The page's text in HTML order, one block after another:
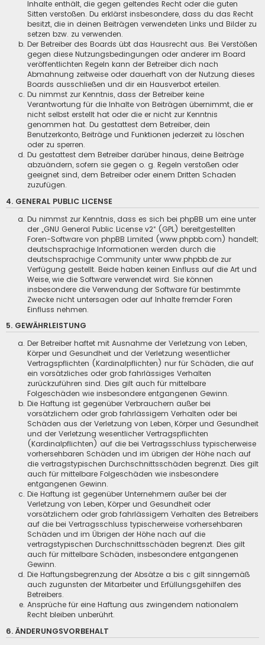
Inhalte enthält, die gegen geltendes Recht oder die guten
Sitten verstoßen. Du erklärst insbesondere, dass du das Recht
besitzt, die in deinen Beiträgen verwendeten Links und Bilder zu
setzen bzw. zu verwenden.
Der Betreiber des Boards übt das Hausrecht aus. Bei Verstößen
gegen diese Nutzungsbedingungen oder anderer im Board
veröffentlichten Regeln kann der Betreiber dich nach
Abmahnung zeitweise oder dauerhaft von der Nutzung dieses
Boards ausschließen und dir ein Hausverbot erteilen.
Du nimmst zur Kenntnis, dass der Betreiber keine
Verantwortung für die Inhalte von Beiträgen übernimmt, die er
nicht selbst erstellt hat oder die er nicht zur Kenntnis
genommen hat. Du gestattest dem Betreiber, dein
Benutzerkonto, Beiträge und Funktionen jederzeit zu löschen
oder zu sperren.
Du gestattest dem Betreiber darüber hinaus, deine Beiträge
abzuändern, sofern sie gegen o. g. Regeln verstoßen oder
geeignet sind, dem Betreiber oder einem Dritten Schaden
zuzufügen.
4. GENERAL PUBLIC LICENSE
Du nimmst zur Kenntnis, dass es sich bei phpBB um eine unter
der „GNU General Public License v2“ (GPL) bereitgestellten
Foren-Software von phpBB Limited (www.phpbb.com) handelt;
deutschsprachige Informationen werden durch die
deutschsprachige Community unter www.phpbb.de zur
Verfügung gestellt. Beide haben keinen Einfluss auf die Art und
Weise, wie die Software verwendet wird. Sie können
insbesondere die Verwendung der Software für bestimmte
Zwecke nicht untersagen oder auf Inhalte fremder Foren
Einfluss nehmen.
5. GEWÄHRLEISTUNG
Der Betreiber haftet mit Ausnahme der Verletzung von Leben,
Körper und Gesundheit und der Verletzung wesentlicher
Vertragspflichten (Kardinalpflichten) nur für Schäden, die auf
ein vorsätzliches oder grob fahrlässiges Verhalten
zurückzuführen sind. Dies gilt auch für mittelbare
Folgeschäden wie insbesondere entgangenen Gewinn.
Die Haftung ist gegenüber Verbrauchern außer bei
vorsätzlichem oder grob fahrlässigem Verhalten oder bei
Schäden aus der Verletzung von Leben, Körper und Gesundheit
und der Verletzung wesentlicher Vertragspflichten
(Kardinalpflichten) auf die bei Vertragsschluss typischerweise
vorhersehbaren Schäden und im übrigen der Höhe nach auf
die vertragstypischen Durchschnittsschäden begrenzt. Dies gilt
auch für mittelbare Folgeschäden wie insbesondere
entgangenen Gewinn.
Die Haftung ist gegenüber Unternehmern außer bei der
Verletzung von Leben, Körper und Gesundheit oder
vorsätzlichem oder grob fahrlässigem Verhalten des Betreibers
auf die bei Vertragsschluss typischerweise vorhersehbaren
Schäden und im Übrigen der Höhe nach auf die
vertragstypischen Durchschnittsschäden begrenzt. Dies gilt
auch für mittelbare Schäden, insbesondere entgangenen
Gewinn.
Die Haftungsbegrenzung der Absätze a bis c gilt sinngemäß
auch zugunsten der Mitarbeiter und Erfüllungsgehilfen des
Betreibers.
Ansprüche für eine Haftung aus zwingendem nationalem
Recht bleiben unberührt.
6. ÄNDERUNGSVORBEHALT